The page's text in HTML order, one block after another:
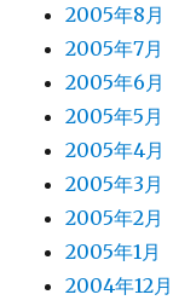
2005年8月
2005年7月
2005年6月
2005年5月
2005年4月
2005年3月
2005年2月
2005年1月
2004年12月